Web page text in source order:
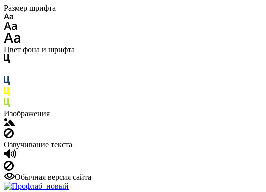
Размер шрифта
Цвет фона и шрифта
Изображения
Озвучивание текста
Обычная версия сайта